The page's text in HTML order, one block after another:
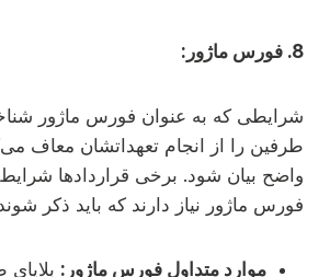
8. فورس ماژور:
شرایطی که به عنوان فورس ماژور
طرفین را از انجام تعهداتشان معاف
واضح بیان شود. برخی قراردادها
فورس ماژور نیاز دارند که باید ذکر
موارد متداول فورس ماژور: